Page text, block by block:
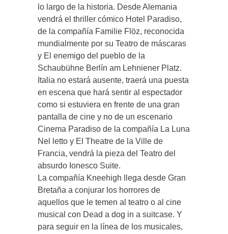
lo largo de la historia. Desde Alemania
vendrá el thriller cómico Hotel Paradiso,
de la compañía Familie Flöz, reconocida
mundialmente por su Teatro de máscaras
y El enemigo del pueblo de la
Schaubühne Berlín am Lehniener Platz.
Italia no estará ausente, traerá una puesta
en escena que hará sentir al espectador
como si estuviera en frente de una gran
pantalla de cine y no de un escenario
Cinema Paradiso de la compañía La Luna
Nel letto y El Theatre de la Ville de
Francia, vendrá la pieza del Teatro del
absurdo Ionesco Suite.
La compañía Kneehigh llega desde Gran
Bretaña a conjurar los horrores de
aquellos que le temen al teatro o al cine
musical con Dead a dog in a suitcase. Y
para seguir en la línea de los musicales,